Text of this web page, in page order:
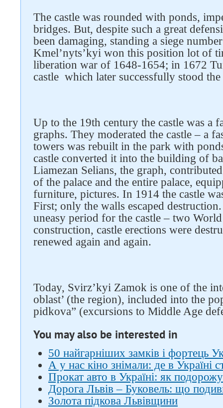
The castle was rounded with ponds,
bridges. But, despite such a great
been damaging, standing a siege
Kmel’nyts’kyi won this position lot of
liberation war of 1648-1654; in 1672
castle which later successfully stood
Up to the 19th century the castle was a
graphs. They moderated the castle – a
towers was rebuilt in the park with
castle converted it into the building of
Liamezan Selians, the graph,
of the palace and the entire palace,
furniture, pictures. In 1914 the castle
First; only the walls escaped
uneasy period for the castle – two
construction, castle erections were
renewed again and again.
Today, Svirz’kyi Zamok is one of the
oblast’ (the region), included into the
pidkova” (excursions to Middle Age
You may also be interested in
50 найгарніших замків і фортець
А у нас кіно знімали: де в Україні
Прокат авто в Україні: як
Дорога Львів – Буковель: що
Золота підкова Львівщини